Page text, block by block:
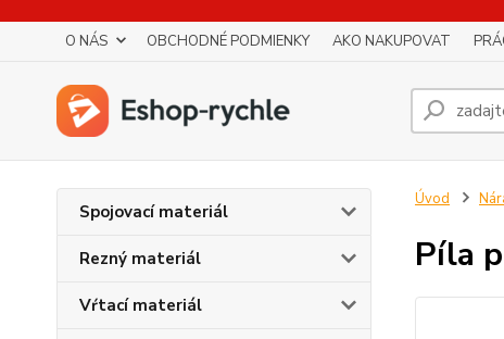
O NÁS OBCHODNÉ PODMIENKY AKO NAKUPOVAT
Spojovací materiál
Rezný materiál
Vŕtací materiál
Úvod
Píla